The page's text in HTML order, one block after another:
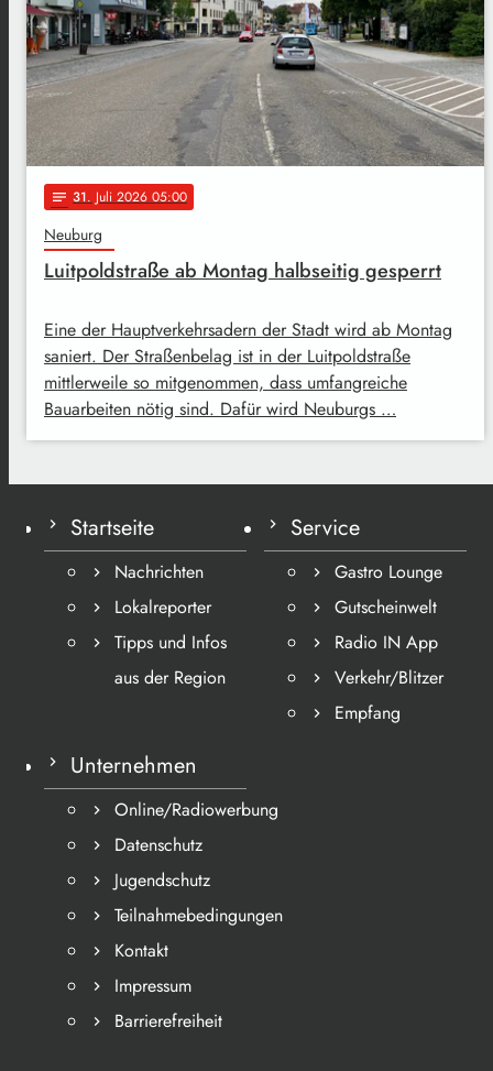
notes 31. Juli 2026 05:00
Neuburg
Luitpoldstraße ab Montag halbseitig gesperrt
Eine der Hauptverkehrsadern der Stadt wird ab Montag
saniert. Der Straßenbelag ist in der Luitpoldstraße
mittlerweile so mitgenommen, dass umfangreiche
Bauarbeiten nötig sind. Dafür wird Neuburgs …
Startseite
Nachrichten
Lokalreporter
Tipps und Infos
aus der Region
Service
Gastro Lounge
Gutscheinwelt
Radio IN App
Verkehr/Blitzer
Empfang
Unternehmen
Online/Radiowerbung
Datenschutz
Jugendschutz
Teilnahmebedingungen
Kontakt
Impressum
Barrierefreiheit